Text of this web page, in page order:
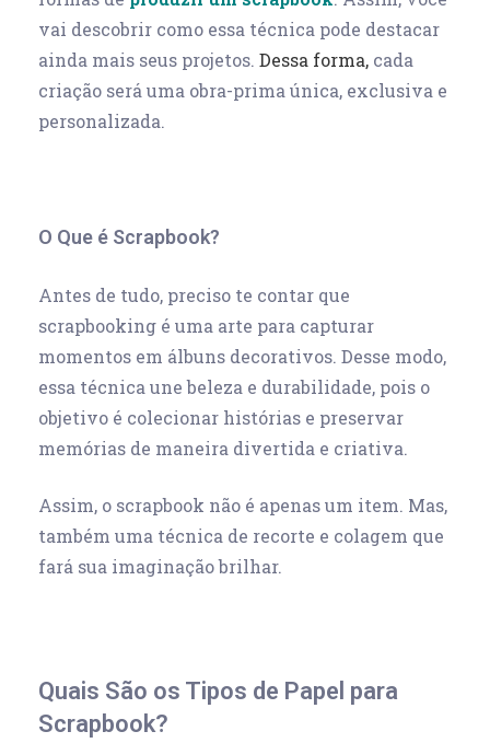
vai descobrir como essa técnica pode destacar
ainda mais seus projetos. Dessa forma, cada
criação será uma obra-prima única, exclusiva e
personalizada.
O Que é Scrapbook?
Antes de tudo, preciso te contar que
scrapbooking é uma arte para capturar
momentos em álbuns decorativos. Desse modo,
essa técnica une beleza e durabilidade, pois o
objetivo é colecionar histórias e preservar
memórias de maneira divertida e criativa.
Assim, o scrapbook não é apenas um item. Mas,
também uma técnica de recorte e colagem que
fará sua imaginação brilhar.
Quais São os Tipos de Papel para
Scrapbook?